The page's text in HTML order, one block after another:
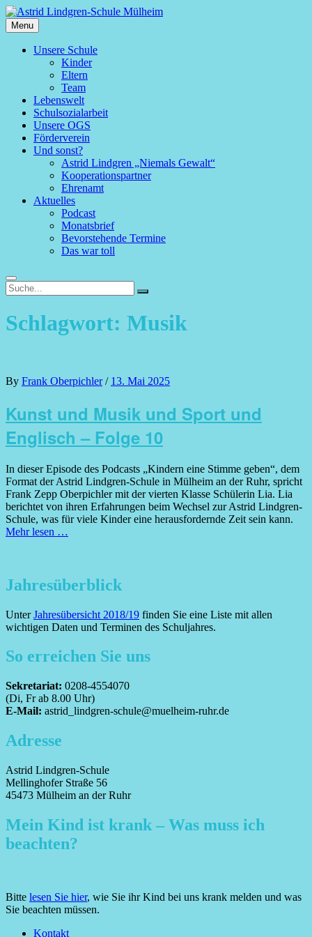
Skip
to
content
Astrid
Lindgren-
Menu
PrimaryUnsere Schule
Kinder
Eltern
Team
Lebenswelt
Schulsozialarbeit
Unsere OGS
Förderverein
Und sonst?
Astrid Lindgren „Niemals Gewalt“
Kooperationspartner
Ehrenamt
Aktuelles
Podcast
Monatsbrief
Bevorstehende Termine
Das war toll
Search
Search
for:
Search
Schlagwort: Musik
By Frank Oberpichler/ Posted
13. Mai 2025
Kunst und Musik und Sport und
Englisch – Folge 10
In dieser Episode des Podcasts „Kindern eine Stimme geben“, dem
Format der Astrid Lindgren-Schule in Mülheim an der Ruhr, spricht
Frank Zepp Oberpichler mit der vierten Klasse Schülerin Lia. Lia
berichtet von ihren Erfahrungen beim Wechsel zur Astrid Lindgren-
Schule, was für viele Kinder eine herausfordernde Zeit sein kann.
Mehr lesen …
Jahresüberblick
UnterJahresübersicht 2018/19 finden Sie eine Liste mit allen
wichtigen Daten und Terminen des Schuljahres.
So erreichen Sie uns
Sekretariat: 0208-4554070
(Di, Fr ab 8.00 Uhr)
E-Mail: astrid_lindgren-schule@muelheim-ruhr.de
Adresse
Astrid Lindgren-Schule
Mellinghofer Straße 56
45473 Mülheim an der Ruhr
Mein Kind ist krank – Was muss ich
beachten?
Bitte lesen Sie hier, wie Sie ihr Kind bei uns krank melden und was
Sie beachten müssen.
FooterKontakt